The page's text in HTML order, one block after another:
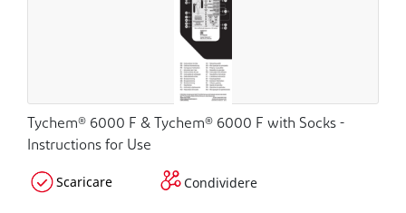
Tychem® 6000 F & Tychem® 6000 F with Socks -
Instructions for Use
Scaricare Condividere